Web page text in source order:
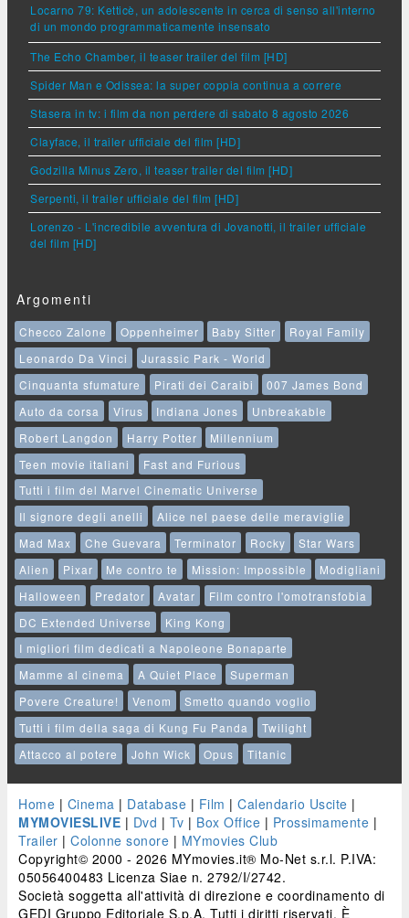
Locarno 79: Ketticè, un adolescente in cerca di senso all'interno
di un mondo programmaticamente insensato
The Echo Chamber, il teaser trailer del film [HD]
Spider Man e Odissea: la super coppia continua a correre
Stasera in tv: i film da non perdere di sabato 8 agosto 2026
Clayface, il trailer ufficiale del film [HD]
Godzilla Minus Zero, il teaser trailer del film [HD]
Serpenti, il trailer ufficiale del film [HD]
Lorenzo - L'incredibile avventura di Jovanotti, il trailer ufficiale
del film [HD]
Argomenti
Checco Zalone Oppenheimer Baby Sitter
Royal Family
Leonardo Da Vinci
Jurassic Park - World
Cinquanta sfumature
Pirati dei Caraibi
007 James Bond
Auto da corsa
Virus Indiana Jones
Unbreakable
Robert Langdon
Harry Potter
Millennium
Teen movie italiani
Fast and Furious
Tutti i film del Marvel Cinematic Universe
Il signore degli anelli
Alice nel paese delle meraviglie
Mad Max
Che Guevara Terminator Rocky
Star Wars
Alien
Pixar Me contro te Mission: Impossible
Modigliani
Halloween
Predator Avatar
Film contro l'omotransfobia
DC Extended Universe
King Kong
I migliori film dedicati a Napoleone Bonaparte
Mamme al cinema
A Quiet Place
Superman
Povere Creature!
Venom
Smetto quando voglio
Tutti i film della saga di Kung Fu Panda
Twilight
Attacco al potere
John Wick Opus Titanic
Home | Cinema | Database | Film | Calendario Uscite |
MYMOVIESLIVE | Dvd | Tv | Box Office | Prossimamente |
Trailer | Colonne sonore | MYmovies Club
Copyright© 2000 - 2026 MYmovies.it® Mo-Net s.r.l. P.IVA:
05056400483 Licenza Siae n. 2792/I/2742.
Società soggetta all'attività di direzione e coordinamento di
GEDI Gruppo Editoriale S.p.A. Tutti i diritti riservati. È